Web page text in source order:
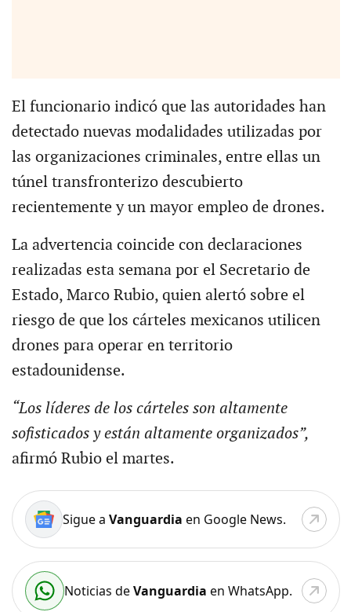
El funcionario indicó que las autoridades han
detectado nuevas modalidades utilizadas por
las organizaciones criminales, entre ellas un
túnel transfronterizo descubierto
recientemente y un mayor empleo de drones.
La advertencia coincide con declaraciones
realizadas esta semana por el Secretario de
Estado, Marco Rubio, quien alertó sobre el
riesgo de que los cárteles mexicanos utilicen
drones para operar en territorio
estadounidense.
“Los líderes de los cárteles son altamente
sofisticados y están altamente organizados”,
afirmó Rubio el martes.
Sigue a Vanguardia en Google News.
Noticias deVanguardia en WhatsApp.